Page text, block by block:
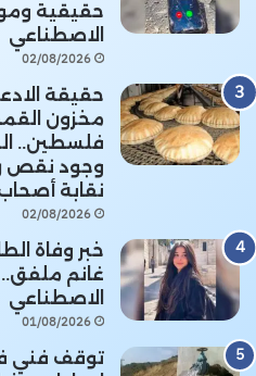
حقيقية
الاصطناعي
02/08/2026
حقيقة
مخزون
فلسطين..
وجود نقص
نقابة أصحاب
02/08/2026
خبر وفاة
غانم ملفق..
الاصطناعي
01/08/2026
توقف فني في